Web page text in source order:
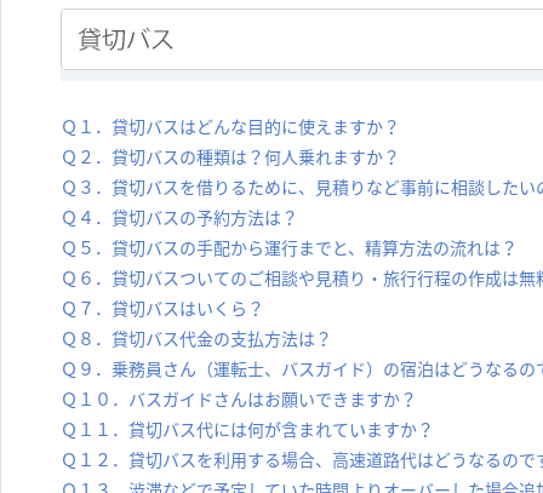
Ｑ１．貸切バスはどんな目的に使えますか？
Ｑ２．貸切バスの種類は？何人乗れますか？
Ｑ３．貸切バスを借りるために、見積りなど事前に相談したい
Ｑ４．貸切バスの予約方法は？
Ｑ５．貸切バスの手配から運行までと、精算方法の流れは？
Ｑ６．貸切バスついてのご相談や見積り・旅行行程の作成は無
Ｑ７．貸切バスはいくら？
Ｑ８．貸切バス代金の支払方法は？
Ｑ９．乗務員さん（運転士、バスガイド）の宿泊はどうなるの
Ｑ１０．バスガイドさんはお願いできますか？
Ｑ１１．貸切バス代には何が含まれていますか？
Ｑ１２．貸切バスを利用する場合、高速道路代はどうなるので